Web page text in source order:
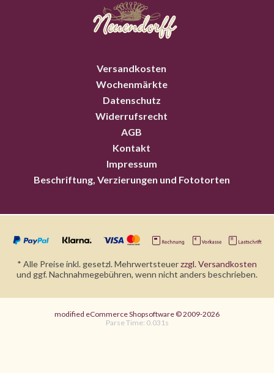
Versandkosten
Wochenmärkte
Datenschutz
Widerrufsrecht
AGB
Kontakt
Impressum
Beschriftung, Verzierungen und Fototorten
* Alle Preise inkl. gesetzl. Mehrwertsteuerzzgl. Versandkosten
und ggf. Nachnahmegebühren, wenn nicht anders beschrieben.
modified eCommerce Shopsoftware © 2009-2026
Parse Time: 0.031s